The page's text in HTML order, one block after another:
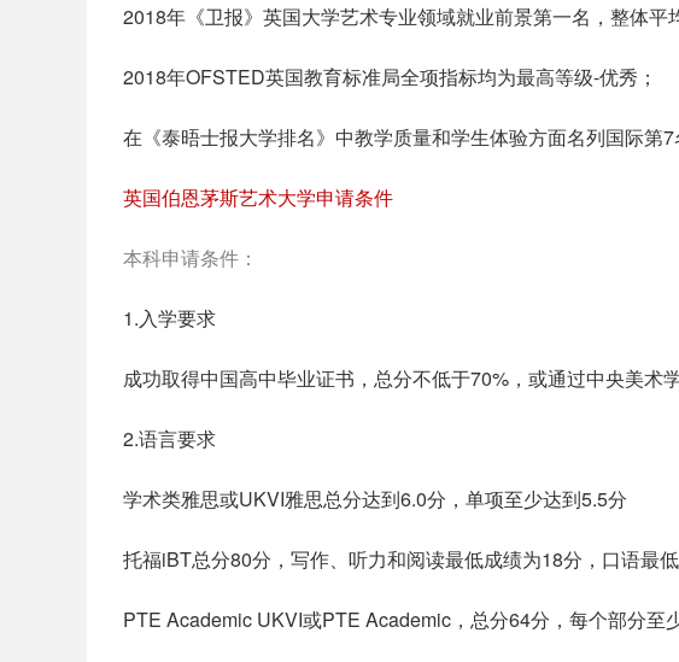
2018年《卫报》英国大学艺术专业领域就业前景第一名，整体平
2018年OFSTED英国教育标准局全项指标均为最高等级-优秀；
在《泰晤士报大学排名》中教学质量和学生体验方面名列国际第7
英国伯恩茅斯艺术大学申请条件
本科申请条件：
1.入学要求
成功取得中国高中毕业证书，总分不低于70%，或通过中央美术
2.语言要求
学术类雅思或UKVI雅思总分达到6.0分，单项至少达到5.5分
托福iBT总分80分，写作、听力和阅读最低成绩为18分，口语最
PTE Academic UKVI或PTE Academic，总分64分，每个部分至